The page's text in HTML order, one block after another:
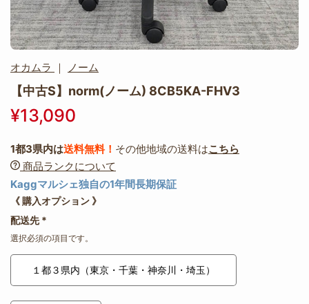
オカムラ ｜ ノーム
【中古S】norm(ノーム) 8CB5KA-FHV3
¥13,090
1都3県内は送料無料！ その他地域の送料はこちら
商品ランクについて
Kaggマルシェ独自の1年間長期保証
《 購入オプション 》
配送先*
選択必須の項目です。
１都３県内（東京・千葉・神奈川・埼玉）